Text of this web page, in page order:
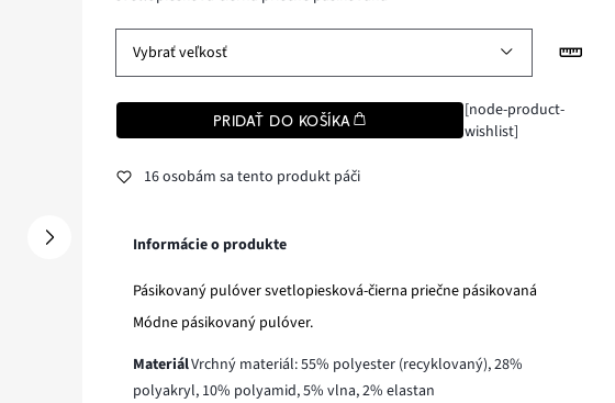
Vybrať veľkosť
PRIDAŤ DO KOŠÍKA
[node-product-
wishlist]
16 osobám sa tento produkt páči
Informácie o produkte
Pásikovaný pulóver svetlopiesková-čierna priečne pásikovaná
Módne pásikovaný pulóver.
MateriálVrchný materiál: 55% polyester (recyklovaný), 28%
polyakryl, 10% polyamid, 5% vlna, 2% elastan